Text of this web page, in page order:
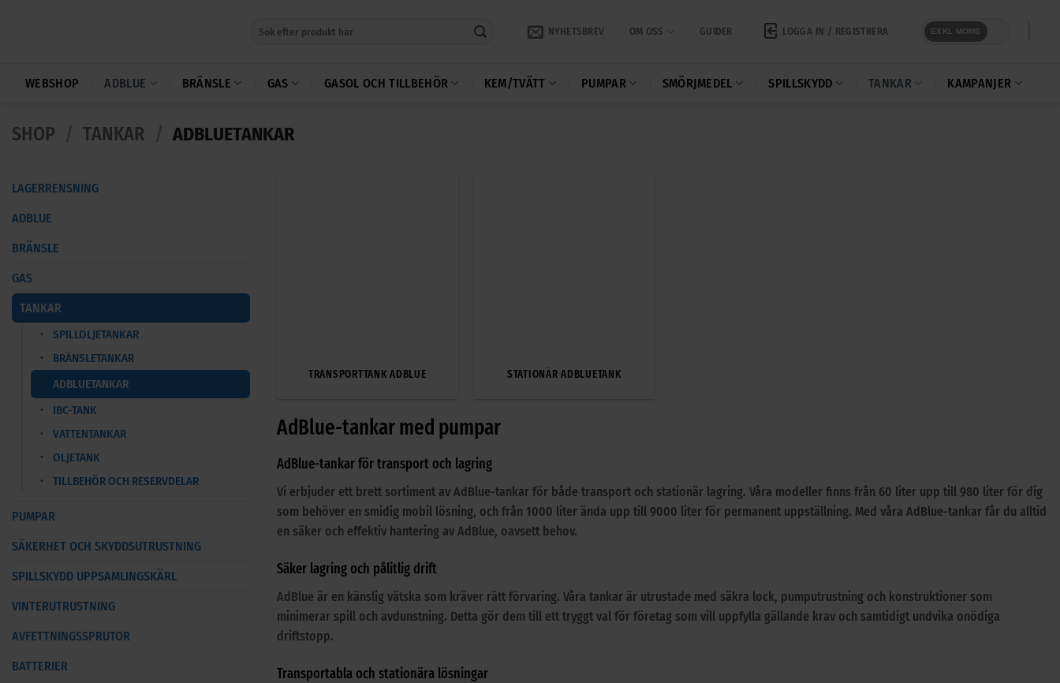
NYHETSBREV OM OSS GUIDER LOGGA IN / REGISTRERA EXKL MOMS
WEBSHOP ADBLUE BRÄNSLE GAS GASOL OCH TILLBEHÖR KEM/TVÄTT PUMPAR SMÖRJMEDEL SPILLSKYDD TANKAR KAMPANJER
SHOP TANKAR ADBLUETANKAR
LAGERRENSNING
ADBLUE
BRÄNSLE
GAS
TANKAR
SPILLOLJETANKAR
BRÄNSLETANKAR
ADBLUETANKAR
IBC-TANK
VATTENTANKAR
OLJETANK
TILLBEHÖR OCH RESERVDELAR
PUMPAR
SÄKERHET OCH SKYDDSUTRUSTNING
SPILLSKYDD UPPSAMLINGSKÄRL
VINTERUTRUSTNING
AVFETTNINGSSPRUTOR
BATTERIER
TRANSPORTTANK ADBLUE STATIONÄR ADBLUETANK
AdBlue-tankar med pumpar
AdBlue-tankar för transport och lagring
Vi erbjuder ett brett sortiment av AdBlue-tankar för både transport och stationär lagring. Våra modeller finns från 60 liter upp till 980 liter för dig
som behöver en smidig mobil lösning, och från 1000 liter ända upp till 9000 liter för permanent uppställning. Med våra AdBlue-tankar får du alltid
en säker och effektiv hantering av AdBlue, oavsett behov.
Säker lagring och pålitlig drift
AdBlue är en känslig vätska som kräver rätt förvaring. Våra tankar är utrustade med säkra lock, pumputrustning och konstruktioner som
minimerar spill och avdunstning. Detta gör dem till ett tryggt val för företag som vill uppfylla gällande krav och samtidigt undvika onödiga
driftstopp.
Transportabla och stationära lösningar